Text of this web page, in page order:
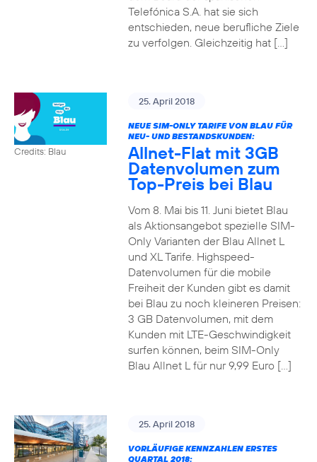
Telefónica S.A. hat sie sich
entschieden, neue berufliche Ziele
zu verfolgen. Gleichzeitig hat […]
Credits: Blau
25. April 2018
NEUE SIM-ONLY TARIFE VON BLAU FÜR
NEU- UND BESTANDSKUNDEN:
Allnet-Flat mit 3GB
Datenvolumen zum
Top-Preis bei Blau
Vom 8. Mai bis 11. Juni bietet Blau
als Aktionsangebot spezielle SIM-
Only Varianten der Blau Allnet L
und XL Tarife. Highspeed-
Datenvolumen für die mobile
Freiheit der Kunden gibt es damit
bei Blau zu noch kleineren Preisen:
3 GB Datenvolumen, mit dem
Kunden mit LTE-Geschwindigkeit
surfen können, beim SIM-Only
Blau Allnet L für nur 9,99 Euro […]
25. April 2018
VORLÄUFIGE KENNZAHLEN ERSTES
QUARTAL 2018: